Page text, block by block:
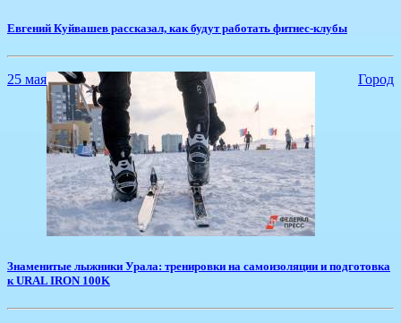
Евгений Куйвашев рассказал, как будут работать фитнес-клубы
25 мая Город
Знаменитые лыжники Урала: тренировки на самоизоляции и подготовка
к URAL IRON 100K